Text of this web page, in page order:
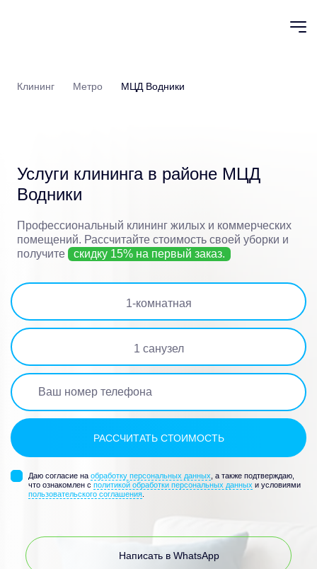
Клининг Метро МЦД Водники
Услуги клининга в районе МЦД
Водники
Профессиональный клининг жилых и коммерческих
помещений. Рассчитайте стоимость своей уборки и
получите
скидку 15% на первый заказ.
1-комнатная
1 санузел
Даю согласие на обработку персональных данных , а также подтверждаю,
что ознакомлен с политикой обработки персональных данных и условиями
пользовательского соглашения
Написать в WhatsApp